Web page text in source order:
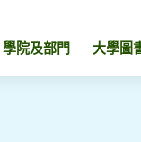
學院及部門 大學圖